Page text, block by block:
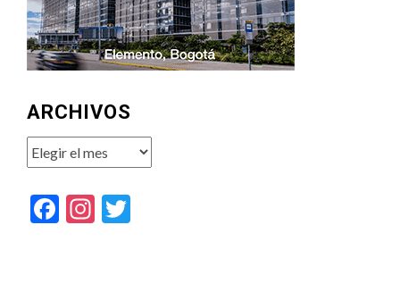
ARCHIVOS
Archivos
Facebook
Instagram